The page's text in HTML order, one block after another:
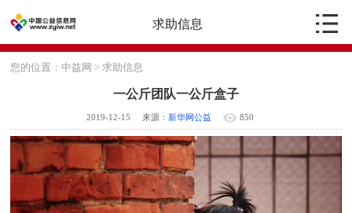
求助信息
您的位置：中益网 >求助信息
一公斤团队一公斤盒子
2019-12-15 来源： 新华网公益 850